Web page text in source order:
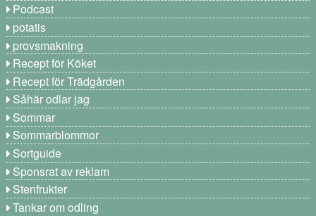
Podcast
potatis
provsmakning
Recept för Köket
Recept för Trädgården
Såhär odlar jag
Sommar
Sommarblommor
Sortguide
Sponsrat av reklam
Stenfrukter
Tankar om odling